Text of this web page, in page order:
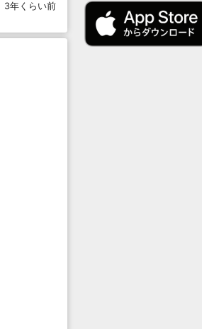
3年くらい前